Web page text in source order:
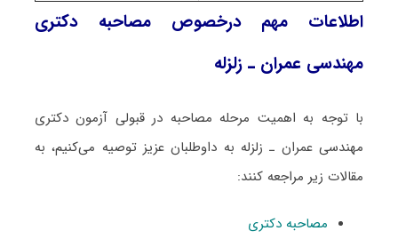
اطلاعات مهم درخصوص مصاحبه دکتری
ﻣﻬﻨﺪسی ﻋﻤﺮان ـ زلزله
با توجه به اهمیت مرحله مصاحبه در قبولی آزمون دکتری
ﻣﻬﻨﺪسی ﻋﻤﺮان ـ زلزله به داوطلبان عزیز توصیه می‌کنیم، به
مقالات زیر مراجعه کنند:
مصاحبه دکتری